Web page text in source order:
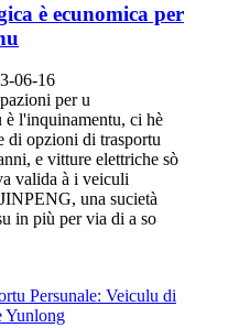
è ecunomica per
06-16
per u
è l'inquinamentu, ci hè
di opzioni di trasportu
e vitture elettriche sò
valida à i veiculi
una sucietà
in più per via di a so